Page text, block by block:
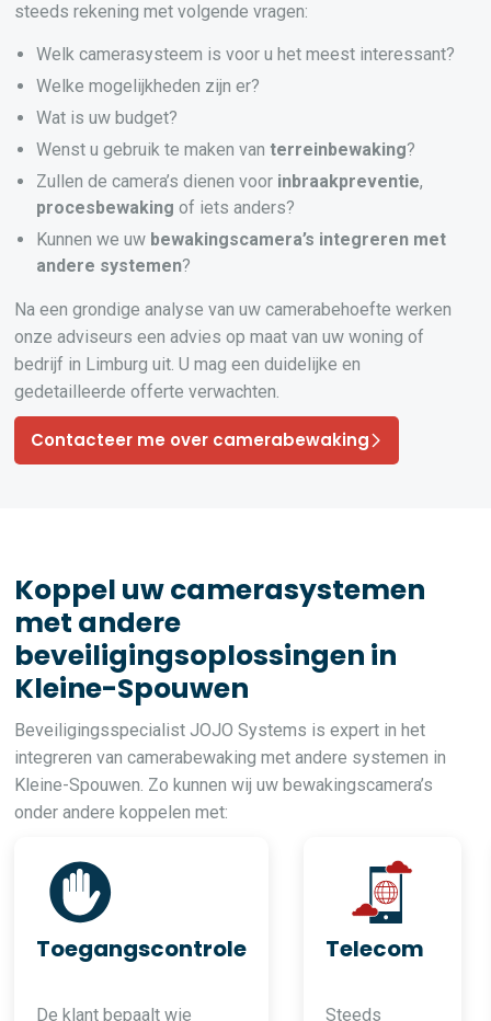
steeds rekening met volgende vragen:
Welk camerasysteem is voor u het meest interessant?
Welke mogelijkheden zijn er?
Wat is uw budget?
Wenst u gebruik te maken vanterreinbewaking?
Zullen de camera’s dienen voor inbraakpreventie,
procesbewaking of iets anders?
Kunnen we uw bewakingscamera’s integreren met
andere systemen?
Na een grondige analyse van uw camerabehoefte werken
onze adviseurs een advies op maat van uw woning of
bedrijf in Limburg uit. U mag een duidelijke en
gedetailleerde offerte verwachten.
Contacteer me over camerabewaking
Koppel uw camerasystemen
met andere
beveiligingsoplossingen in
Kleine-Spouwen
Beveiligingsspecialist JOJO Systems is expert in het
integreren van camerabewaking met andere systemen in
Kleine-Spouwen. Zo kunnen wij uw bewakingscamera’s
onder andere koppelen met:
Toegangscontrole
De klant bepaalt wie
Telecom
Steeds